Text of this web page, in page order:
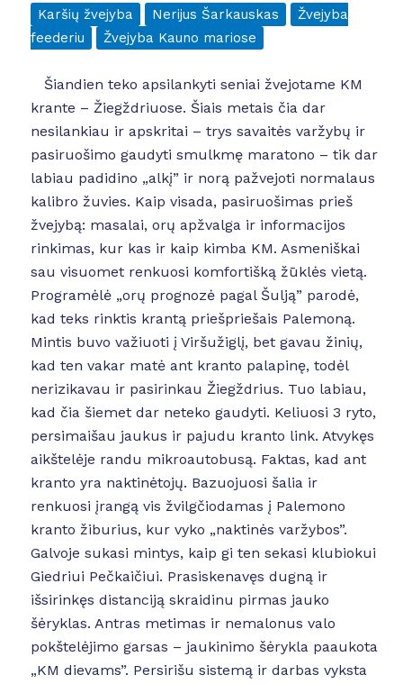
Karšių žvejyba Nerijus Šarkauskas
Žvejyba
feederiu
Žvejyba Kauno mariose
Šiandien teko apsilankyti seniai žvejotame KM
krante – Žiegždriuose. Šiais metais čia dar
nesilankiau ir apskritai – trys savaitės varžybų ir
pasiruošimo gaudyti smulkmę maratono – tik dar
labiau padidino „alkį” ir norą pažvejoti normalaus
kalibro žuvies. Kaip visada, pasiruošimas prieš
žvejybą: masalai, orų apžvalga ir informacijos
rinkimas, kur kas ir kaip kimba KM. Asmeniškai
sau visuomet renkuosi komfortišką žūklės vietą.
Programėlė „orų prognozė pagal Šulją” parodė,
kad teks rinktis krantą priešpriešais Palemoną.
Mintis buvo važiuoti į Viršužiglį, bet gavau žinių,
kad ten vakar matė ant kranto palapinę, todėl
nerizikavau ir pasirinkau Žiegždrius. Tuo labiau,
kad čia šiemet dar neteko gaudyti. Keliuosi 3 ryto,
persimaišau jaukus ir pajudu kranto link. Atvykęs
aikštelėje randu mikroautobusą. Faktas, kad ant
kranto yra naktinėtojų. Bazuojuosi šalia ir
renkuosi įrangą vis žvilgčiodamas į Palemono
kranto žiburius, kur vyko „naktinės varžybos”.
Galvoje sukasi mintys, kaip gi ten sekasi klubiokui
Giedriui Pečkaičiui. Prasiskenavęs dugną ir
išsirinkęs distanciją skraidinu pirmas jauko
šėryklas. Antras metimas ir nemalonus valo
pokštelėjimo garsas – jaukinimo šėrykla paaukota
„KM dievams”. Persirišu sistemą ir darbas vyksta